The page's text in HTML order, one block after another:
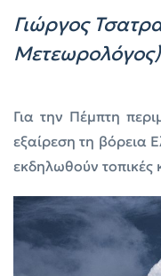
Γιώργος
Μετεωρολόγος)
Για την Πέμπτη
εξαίρεση τη βόρεια
εκδηλωθούν τοπικές